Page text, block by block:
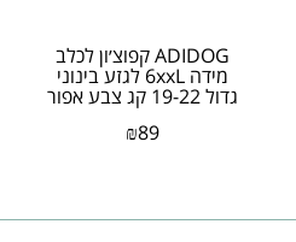
ADIDOG קפוצ׳ון לכלב
מידה 6xxL לגזע בינוני
גדול 19-22 קג צבע אפור
₪89